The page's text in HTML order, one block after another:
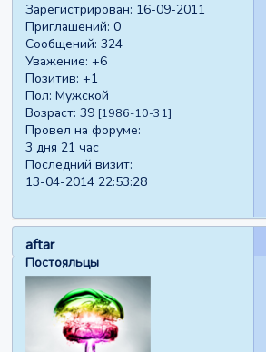
Зарегистрирован: 16-09-2011
Приглашений: 0
Сообщений: 324
Уважение: +6
Позитив: +1
Пол: Мужской
Возраст: 39 [1986-10-31]
Провел на форуме:
3 дня 21 час
Последний визит:
13-04-2014 22:53:28
aftar
Постояльцы